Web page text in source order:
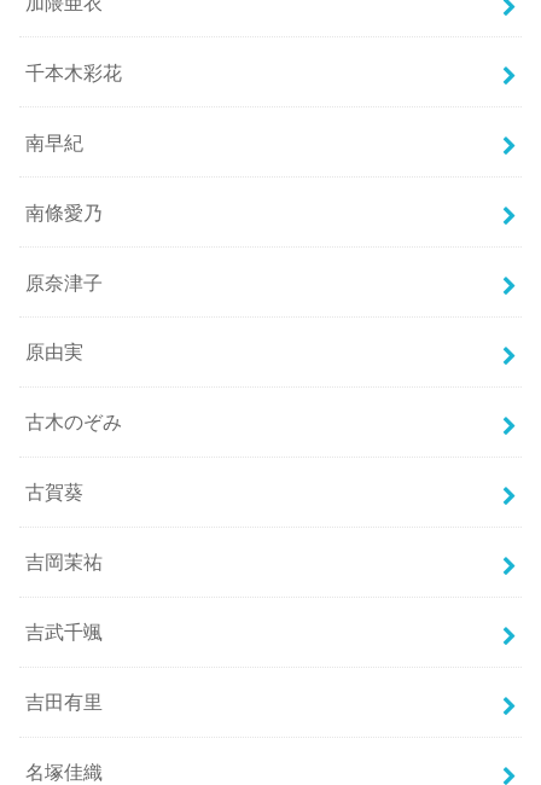
千本木彩花
南早紀
南條愛乃
原奈津子
原由実
古木のぞみ
古賀葵
吉岡茉祐
吉武千颯
吉田有里
名塚佳織